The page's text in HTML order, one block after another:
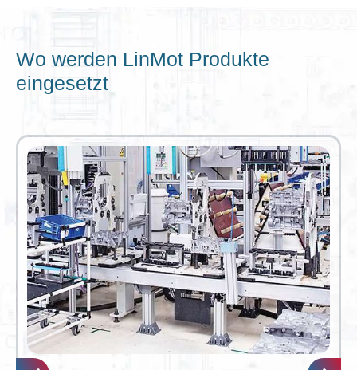
Wo werden LinMot Produkte
eingesetzt